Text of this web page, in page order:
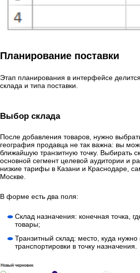
Планирование поставки
Этап планирования в интерфейсе
склада и типа поставки.
Выбор склада
После добавления товаров, нужно
география продавца не так важна: вы
ближайшую транзитную точку. Выбирать
основной сегмент целевой аудитории и
низкие тарифы в Казани и Краснодаре,
Москве.
В форме есть два поля:
Склад назначения: конечная точка,
товары;
Транзитный склад: место, куда нужно
транспортировки в точку назначения.